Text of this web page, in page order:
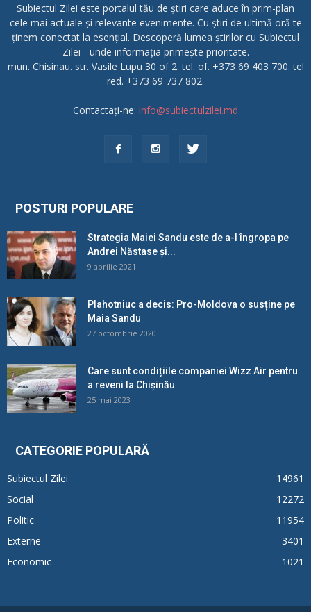
Subiectul Zilei este portalul tău de știri care aduce în prim-plan
cele mai actuale și relevante evenimente. Cu știri de ultimă oră te
ținem conectat la esențial. Descoperă lumea știrilor cu Subiectul
Zilei - unde informația primește prioritate.
mun. Chisinau. str. Vasile Lupu 30 of 2. tel. of. +373 69 403 700. tel
red. +373 69 737 802.
Contactați-ne: info@subiectulzilei.md
POSTURI POPULARE
Strategia Maiei Sandu este de a-l îngropa pe
Andrei Năstase și...
9 aprilie 2021
Plahotniuc a decis: Pro-Moldova o susține pe
Maia Sandu
27 octombrie 2020
Care sunt condițiile companiei Wizz Air pentru
a reveni la Chișinău
25 mai 2023
CATEGORIE POPULARĂ
Subiectul Zilei
14961
Social
12272
Politic
11954
Externe
3401
Economic
1021